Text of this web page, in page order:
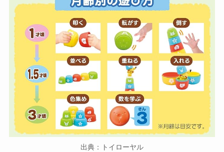
出典：トイローヤル